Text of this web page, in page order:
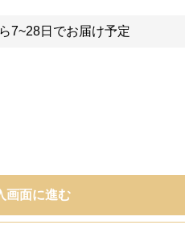
7~28日でお届け予定
画面に進む